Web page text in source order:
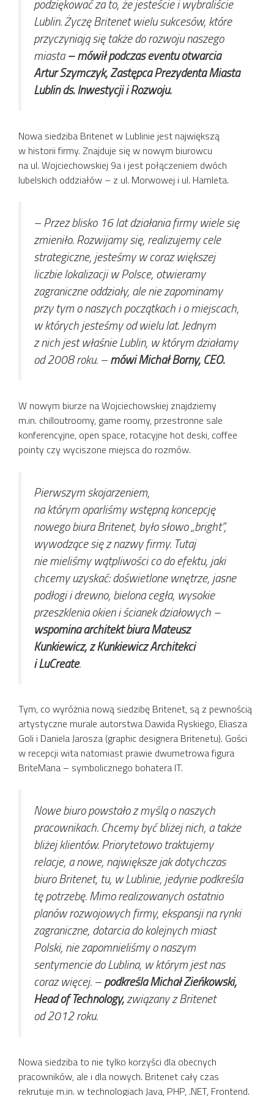
podziękować za to, że jesteście i wybraliście
Lublin. Życzę Britenet wielu sukcesów, które
przyczyniają się także do rozwoju naszego
miasta – mówił podczas eventu otwarcia
Artur Szymczyk, Zastępca Prezydenta Miasta
Lublin ds. Inwestycji i Rozwoju.
Nowa siedziba Britenet w Lublinie jest największą
w historii firmy. Znajduje się w nowym biurowcu
na ul. Wojciechowskiej 9a i jest połączeniem dwóch
lubelskich oddziałów – z ul. Morwowej i ul. Hamleta.
–Przez blisko 16 lat działania firmy wiele się
zmieniło. Rozwijamy się, realizujemy cele
strategiczne, jesteśmy w coraz większej
liczbie lokalizacji w Polsce, otwieramy
zagraniczne oddziały, ale nie zapominamy
przy tym o naszych początkach i o miejscach,
w których jesteśmy od wielu lat. Jednym
z nich jest właśnie Lublin, w którym działamy
od 2008 roku. –mówi Michał Borny, CEO.
W nowym biurze na Wojciechowskiej znajdziemy
m.in. chilloutroomy, game roomy, przestronne sale
konferencyjne, open space, rotacyjne hot deski, coffee
pointy czy wyciszone miejsca do rozmów.
Pierwszym skojarzeniem,
na którym oparliśmy wstępną koncepcję
nowego biura Britenet, było słowo „bright”,
wywodzące się z nazwy firmy. Tutaj
nie mieliśmy wątpliwości co do efektu, jaki
chcemy uzyskać: doświetlone wnętrze, jasne
podłogi i drewno, bielona cegła, wysokie
przeszklenia okien i ścianek działowych –
wspomina architekt biura Mateusz
Kunkiewicz, z Kunkiewicz Architekci
i LuCreate.
Tym, co wyróżnia nową siedzibę Britenet, są z pewnością
artystyczne murale autorstwa Dawida Ryskiego, Eliasza
Goli i Daniela Jarosza (graphic designera Britenetu). Gości
w recepcji wita natomiast prawie dwumetrowa figura
BriteMana – symbolicznego bohatera IT.
Nowe biuro powstało z myślą o naszych
pracownikach. Chcemy być bliżej nich, a także
bliżej klientów. Priorytetowo traktujemy
relacje, a nowe, największe jak dotychczas
biuro Britenet, tu, w Lublinie, jedynie podkreśla
tę potrzebę. Mimo realizowanych ostatnio
planów rozwojowych firmy, ekspansji na rynki
zagraniczne, dotarcia do kolejnych miast
Polski, nie zapomnieliśmy o naszym
sentymencie do Lublina, w którym jest nas
coraz więcej. –podkreśla Michał Zieńkowski,
Head of Technology,związany z Britenet
od 2012 roku.
Nowa siedziba to nie tylko korzyści dla obecnych
pracowników, ale i dla nowych. Britenet cały czas
rekrutuje m.in. w technologiach Java, PHP, .NET, Frontend.